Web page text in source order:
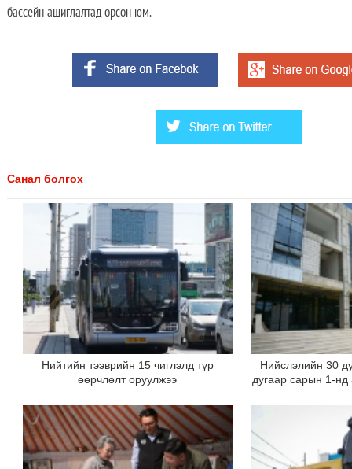
бассейн ашиглалтад орсон юм.
Санал болгох
Нийтийн тээврийн 15 чиглэлд түр
өөрчлөлт оруулжээ
Нийслэлийн 30
дугаар сарын 1-